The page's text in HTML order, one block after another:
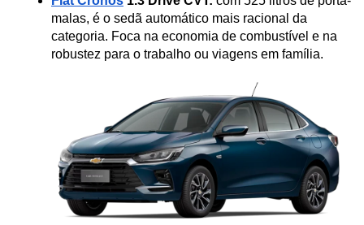
malas, é o sedã automático mais racional da
categoria. Foca na economia de combustível e na
robustez para o trabalho ou viagens em família.